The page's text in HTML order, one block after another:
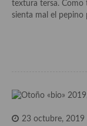
Cocina Vasca
textura tersa. Como
sienta mal el pepino
23 octubre, 2019